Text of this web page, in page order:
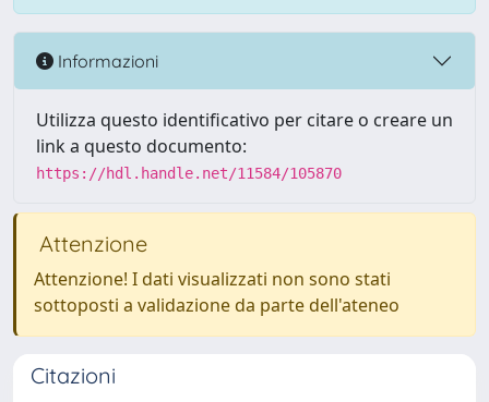
Informazioni
Utilizza questo identificativo per citare o creare un
link a questo documento:
https://hdl.handle.net/11584/105870
Attenzione
Attenzione! I dati visualizzati non sono stati
sottoposti a validazione da parte dell'ateneo
Citazioni